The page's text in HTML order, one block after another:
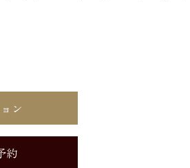
ン
約